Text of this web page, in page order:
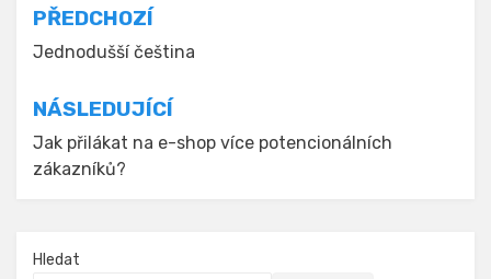
Navigace
pro
příspěvek
PŘEDCHOZÍ
Jednodušší čeština
NÁSLEDUJÍCÍ
Jak přilákat na e-shop více potencionálních
zákazníků?
Hledat